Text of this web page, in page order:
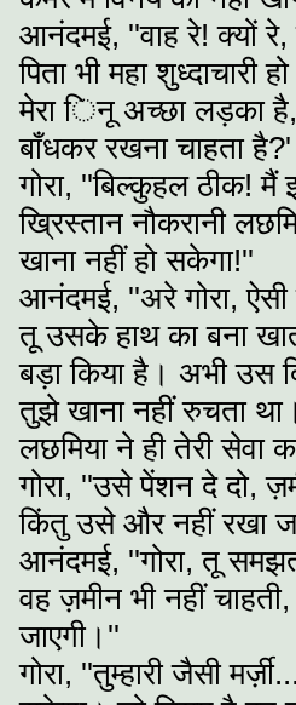
आनंदमई, ''वाह रे! क्यों
पिता भी महा
मेरा िनू अच्छा लड़का
बाँधकर रखना चाहता है?'
गोरा, ''बिल्कुहल ठीक!
ख्रिस्तान नौकरानी
खाना नहीं हो सकेगा!''
आनंदमई, ''अरे गोरा, ऐसी
तू उसके हाथ का बना
बड़ा किया है। अभी उस
तुझे खाना नहीं रुचता
लछमिया ने ही तेरी
गोरा, ''उसे पेंशन दे दो,
किंतु उसे और नहीं रखा
आनंदमई, ''गोरा, तू
वह ज़मीन भी नहीं
जाएगी।''
गोरा, ''तुम्हारी जैसी